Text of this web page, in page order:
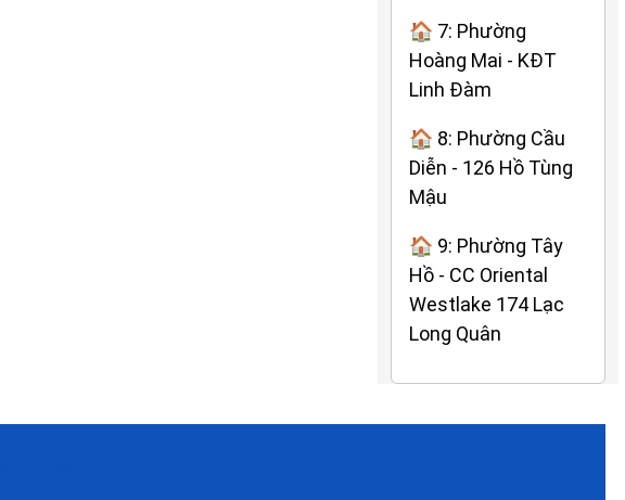
🏠 7: Phường
Hoàng Mai - KĐT
Linh Đàm
🏠 8: Phường Cầu
Diễn - 126 Hồ Tùng
Mậu
🏠 9: Phường Tây
Hồ - CC Oriental
Westlake 174 Lạc
Long Quân